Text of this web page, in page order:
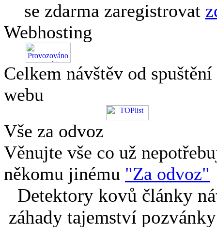
se zdarma zaregistrovat
Webhosting
Celkem návštěv od spuštění
webu
Vše za odvoz
Věnujte vše co už
někomu jinému "Za odvoz"
Detektory kovů články
záhady tajemství